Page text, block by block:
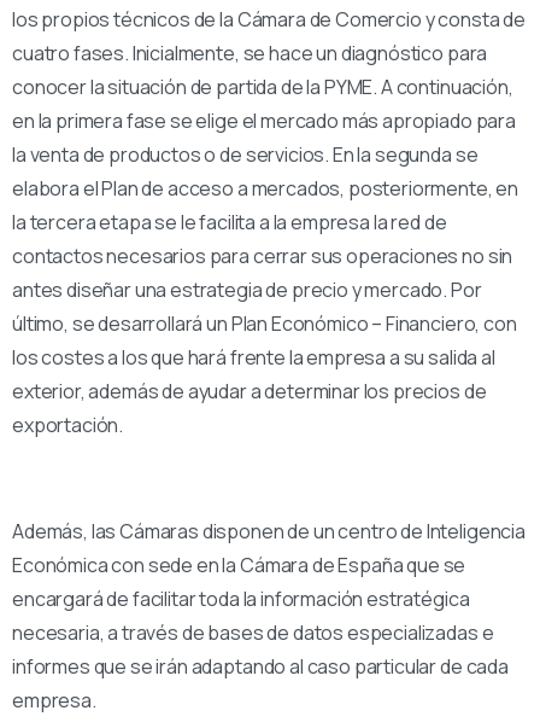
los propios técnicos de la Cámara de Comercio y consta de
cuatro fases. Inicialmente, se hace un diagnóstico para
conocer la situación de partida de la PYME. A continuación,
en la primera fase se elige el mercado más apropiado para
la venta de productos o de servicios. En la segunda se
elabora el Plan de acceso a mercados, posteriormente, en
la tercera etapa se le facilita a la empresa la red de
contactos necesarios para cerrar sus operaciones no sin
antes diseñar una estrategia de precio y mercado. Por
último, se desarrollará un Plan Económico – Financiero, con
los costes a los que hará frente la empresa a su salida al
exterior, además de ayudar a determinar los precios de
exportación.
Además, las Cámaras disponen de un centro de Inteligencia
Económica con sede en la Cámara de España que se
encargará de facilitar toda la información estratégica
necesaria, a través de bases de datos especializadas e
informes que se irán adaptando al caso particular de cada
empresa.